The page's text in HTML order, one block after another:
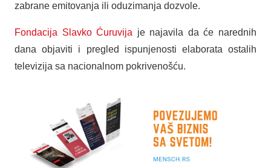
zabrane emitovanja ili oduzimanja dozvole.
Fondacija Slavko Ćuruvija je najavila da će narednih
dana objaviti i pregled ispunjenosti elaborata ostalih
televizija sa nacionalnom pokrivenošću.